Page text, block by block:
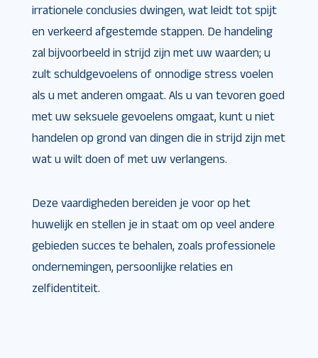
irrationele conclusies dwingen, wat leidt tot spijt
en verkeerd afgestemde stappen. De handeling
zal bijvoorbeeld in strijd zijn met uw waarden; u
zult schuldgevoelens of onnodige stress voelen
als u met anderen omgaat. Als u van tevoren goed
met uw seksuele gevoelens omgaat, kunt u niet
handelen op grond van dingen die in strijd zijn met
wat u wilt doen of met uw verlangens.
Deze vaardigheden bereiden je voor op het
huwelijk en stellen je in staat om op veel andere
gebieden succes te behalen, zoals professionele
ondernemingen, persoonlijke relaties en
zelfidentiteit.